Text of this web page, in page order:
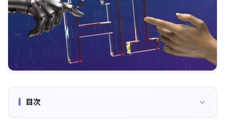
目次